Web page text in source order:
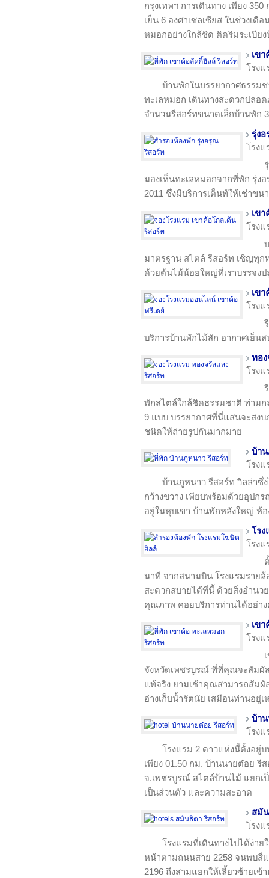
กรุงเทพฯ การเดินทาง เพียง
เย็น 6 องศาเซลเซียส ในช่วงเ
หมอกอย่างใกล้ชิด ติดริมระเบีย
เข
โรง
บ้านพักในบรรยากาศธรรม
ทะเลหมอก เดินทางสะดวกปลอ
จำนวนรีสอร์ทขนาดเล็กบ้านพัก
รุ่ง
โรง
มองเห็นทะเลหมอกจากที่พัก รุ่ง
2011 ซึ่งมีบริการเต็นท์ให้เช่าขน
เข
โรง
มาตรฐาน สไตล์ รีสอร์ท เชิญทุ
ด้วยต้นไม้น้อยใหญ่ที่เราบรรจง
เขา
โรง
บริการบ้านพักไม้สัก อากาศเย็น
ทอง
โรง
พักสไตล์ใกล้ชิดธรรมชาติ ท่ามก
9 แบบ บรรยากาศที่นี่แสนจะสง
ชนิดให้ถ่ายรูปกันมากมาย
บ้า
โรง
บ้านภูหนาว รีสอร์ท วิลล่าซึ่
กว้างขวาง เพียบพร้อมด้วยอุปก
อยู่ในหุบเขา บ้านพักหลังใหญ่ ห้อ
โร
โรง
นาที จากสนามบิน โรงแรมราย
สะดวกสบายได้ที่นี้ ด้วยสิ่งอำนว
คุณภาพ คอยบริการท่านได้อย่า
เข
โรง
จังหวัดเพชรบูรณ์ ที่ที่คุณจะสัมผั
แท้จริง ยามเช้าคุณสามารถสัม
อ่างเก็บน้ำรัตนัย เสมือนท่านอยู่
บ้า
โรง
โรงแรม 2 ดาวแห่งนี้ตั้งอยู่
เพียง 01.50 กม. บ้านนายต๋อย
จ.เพชรบูรณ์ สไตล์บ้านไม้ แยกเ
เป็นส่วนตัว และความสะอาด
สมั
โรง
โรงแรมที่เดินทางไปได้ง่า
หน้าตามถนนสาย 2258 จนพบสี่
2196 ถึงสามแยกให้เลี้ยวซ้ายเ